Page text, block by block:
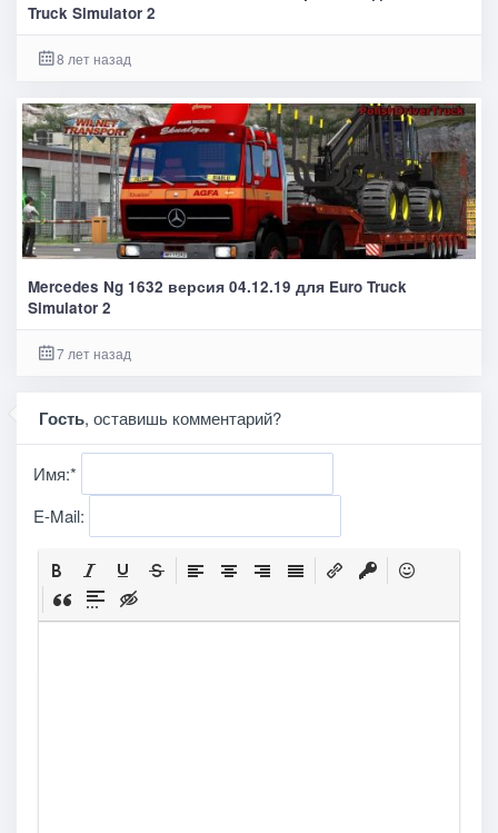
Truck Simulator 2
8 лет назад
Mercedes Ng 1632 версия 04.12.19 для Euro Truck
Simulator 2
7 лет назад
Гость, оставишь комментарий?
Имя:*
E-Mail: